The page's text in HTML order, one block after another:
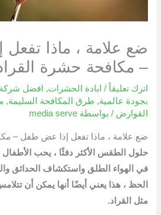
ضع علامة ، ماذا
– مكافحة حشرة
اترك تعليقاً / ابادة الحشرات, افضل
بجودة عالمية, طرق المكافحة السليمة,
القوارض / بواسطة media serve
ضع علامة ، ماذا تفعل إذا عض طفل –
حلول الطقس الأكثر دفئًا ، يحب
في الهواء الطلق واستكشاف الحدائق
الحظ ، هذا يعني أيضًا أنها يمكن أن
مثل القراد.